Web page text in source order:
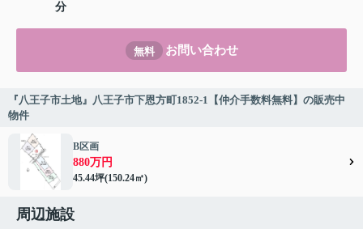
分
無料 お問い合わせ
『八王子市土地』八王子市下恩方町1852-1【仲介手数料無料】の販売中
物件
B区画
880万円
45.44坪(150.24㎡)
周辺施設